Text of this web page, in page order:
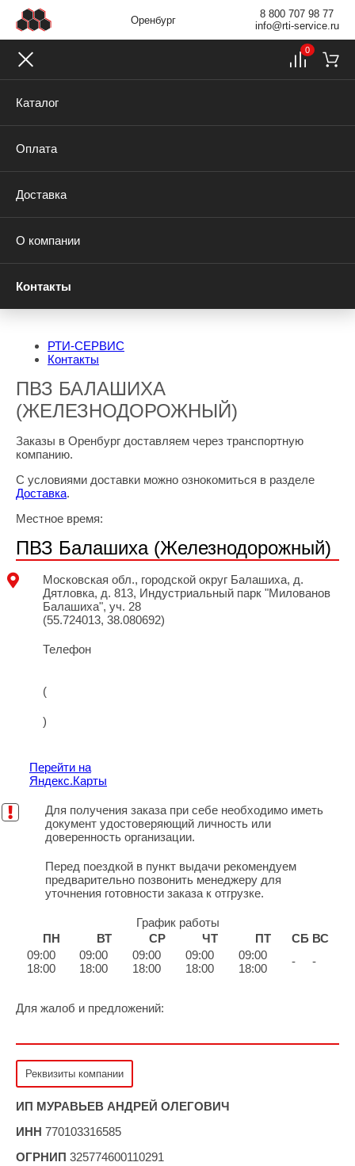
Оренбург
8 800 707 98 77
info@rti-service.ru
Каталог
Оплата
Доставка
О компании
Контакты
0
РТИ-СЕРВИС
Контакты
ПВЗ БАЛАШИХА
(ЖЕЛЕЗНОДОРОЖНЫЙ)
Заказы в Оренбург доставляем через транспортную
компанию.
С условиями доставки можно ознокомиться в разделе
Доставка.
Местное время:
ПВЗ Балашиха (Железнодорожный)
Московская обл., городской округ Балашиха, д.
Дятловка, д. 813, Индустриальный парк "Милованов
Балашиха", уч. 28
(55.724013, 38.080692)
Телефон
(
)
Перейти на
Яндекс.Карты
Для получения заказа при себе необходимо иметь
документ удостоверяющий личность или
доверенность организации.
Перед поездкой в пункт выдачи рекомендуем
предварительно позвонить менеджеру для
уточнения готовности заказа к отгрузке.
График работы
ПН
ВТ СР ЧТ ПТ СБ ВС
09:00
18:00
09:00
18:00
09:00
18:00
09:00
18:00
09:00
18:00
- -
Для жалоб и предложений:
Реквизиты компании
Реквизиты компании
ИП МУРАВЬЕВ АНДРЕЙ ОЛЕГОВИЧ
ИНН 770103316585
ОГРНИП 325774600110291